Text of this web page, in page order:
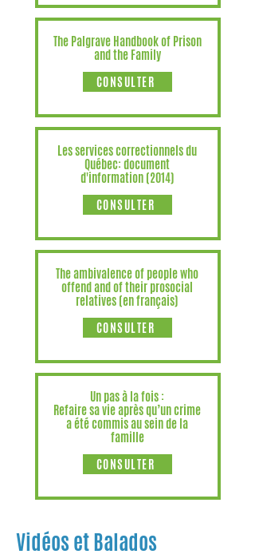
The Palgrave Handbook of Prison
and the Family
CONSULTER
Les services correctionnels du
Québec: document
d'information (2014)
CONSULTER
The ambivalence of people who
offend and of their prosocial
relatives (en français)
CONSULTER
Un pas à la fois :
Refaire sa vie après qu’un crime
a été commis au sein de la
famille
CONSULTER
Vidéos et Balados